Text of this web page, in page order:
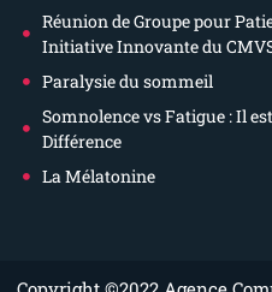
Réunion de Groupe pour
Initiative Innovante du
Paralysie du sommeil
Somnolence vs Fatigue : Il
Différence
La Mélatonine